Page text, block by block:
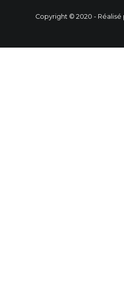
Copyright © 2020 - Réalisé